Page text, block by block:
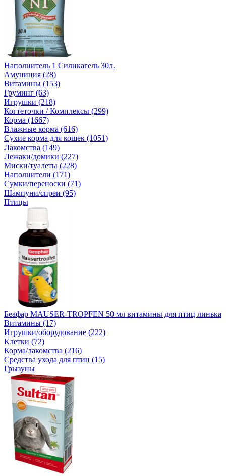
Наполнитель 1 Силикагель 30л.
Амуниция (28)
Витамины (153)
Груминг (63)
Игрушки (218)
Когтеточки / Комплексы (299)
Корма (1667)
Влажные корма (616)
Сухие корма для кошек (1051)
Лакомства (149)
Лежаки/домики (227)
Миски/туалеты (228)
Наполнители (171)
Сумки/переноски (71)
Шампуни/спреи (95)
Птицы
Беафар MAUSER-TROPFEN 50 мл витамины для птиц линька
Витамины (17)
Игрушки/оборудование (222)
Клетки (72)
Корма/лакомства (216)
Средства ухода для птиц (15)
Грызуны